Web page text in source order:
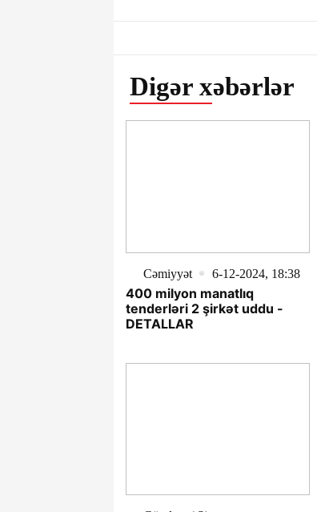
Digər xəbərlər
Cəmiyyət 6-12-2024, 18:38
400 milyon manatlıq
tenderləri 2 şirkət uddu -
DETALLAR